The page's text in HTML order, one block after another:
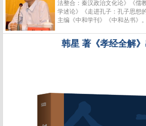
法整合：秦汉政治文化论》《儒
学述论》《走进孔子：孔子思想
主编《中和学刊》《中和丛书》。
韩星著《孝经全解》